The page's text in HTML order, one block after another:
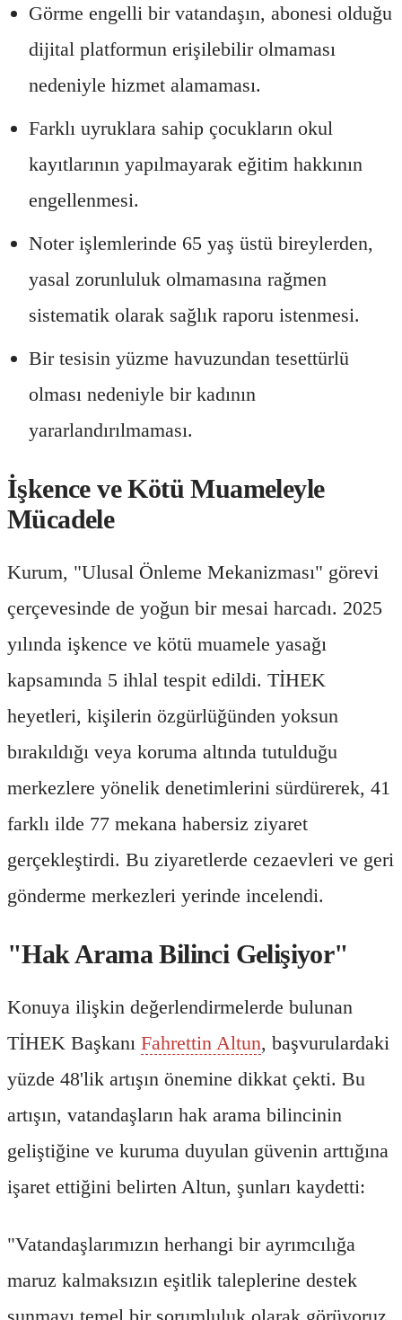
Görme engelli bir vatandaşın, abonesi olduğu
dijital platformun erişilebilir olmaması
nedeniyle hizmet alamaması.
Farklı uyruklara sahip çocukların okul
kayıtlarının yapılmayarak eğitim hakkının
engellenmesi.
Noter işlemlerinde 65 yaş üstü bireylerden,
yasal zorunluluk olmamasına rağmen
sistematik olarak sağlık raporu istenmesi.
Bir tesisin yüzme havuzundan tesettürlü
olması nedeniyle bir kadının
yararlandırılmaması.
İşkence ve Kötü Muameleyle
Mücadele
Kurum, "Ulusal Önleme Mekanizması" görevi
çerçevesinde de yoğun bir mesai harcadı. 2025
yılında işkence ve kötü muamele yasağı
kapsamında 5 ihlal tespit edildi. TİHEK
heyetleri, kişilerin özgürlüğünden yoksun
bırakıldığı veya koruma altında tutulduğu
merkezlere yönelik denetimlerini sürdürerek, 41
farklı ilde 77 mekana habersiz ziyaret
gerçekleştirdi. Bu ziyaretlerde cezaevleri ve geri
gönderme merkezleri yerinde incelendi.
"Hak Arama Bilinci Gelişiyor"
Konuya ilişkin değerlendirmelerde bulunan
TİHEK Başkanı Fahrettin Altun, başvurulardaki
yüzde 48'lik artışın önemine dikkat çekti. Bu
artışın, vatandaşların hak arama bilincinin
geliştiğine ve kuruma duyulan güvenin arttığına
işaret ettiğini belirten Altun, şunları kaydetti:
"Vatandaşlarımızın herhangi bir ayrımcılığa
maruz kalmaksızın eşitlik taleplerine destek